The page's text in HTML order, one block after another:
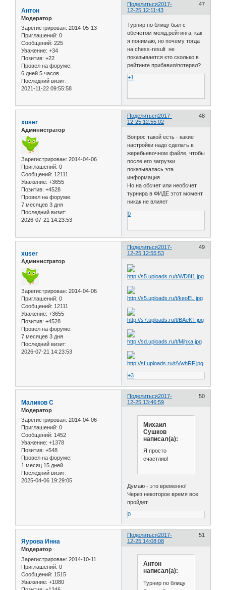
Поделиться 47
2017-
12-25 12:11:43
Антон
Модератор
Зарегистрирован: 2014-05-13
Приглашений: 0
Сообщений: 225
Уважение: +34
Позитив: +22
Провел на форуме:
6 дней 5 часов
Последний визит:
2021-11-22 09:55:58
Турнир по блицу был с
обсчетом межд.рейтинга, как
я понимаю, но почему тогда
на chess-result не
показывается кто сколько в
рейтинге прибавил/потерял?
+1
Поделиться 48
2017-
12-25 12:55:02
xuser
Администратор
Зарегистрирован: 2014-04-06
Приглашений: 0
Сообщений: 12111
Уважение: +3655
Позитив: +4528
Провел на форуме:
7 месяцев 3 дня
Последний визит:
2026-07-21 14:23:53
Вопрос такой есть - какие
настройки надо сделать в
жеребьевочном файле, чтобы
после его загрузки
показывалась эта
информация
Но на обсчет или необсчет
турнира в ФИДЕ этот момент
никак не влияет
0
Поделиться 49
2017-
12-25 12:55:53
xuser
Администратор
Зарегистрирован: 2014-04-06
Приглашений: 0
Сообщений: 12111
Уважение: +3655
Позитив: +4528
Провел на форуме:
7 месяцев 3 дня
Последний визит:
2026-07-21 14:23:53
+3
Поделиться 50
2017-
12-25 13:46:59
Маликов С
Модератор
Зарегистрирован: 2014-04-06
Приглашений: 0
Сообщений: 1452
Уважение: +1378
Позитив: +548
Провел на форуме:
1 месяц 15 дней
Последний визит:
2025-04-06 19:29:05
Михаил
Сушков
написал(а):
Я просто
счастлив!
Думаю - это временно!
Через некоторое время все
пройдет.
0
Поделиться 51
2017-
12-25 14:08:08
Яурова Инна
Модератор
Зарегистрирован: 2014-10-11
Приглашений: 0
Сообщений: 1515
Уважение: +1080
Антон
написал(а):
Турнир по блицу